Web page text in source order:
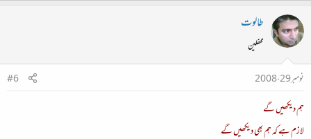
طالوت
محفلین
نومبر 29، 2008
#6
ہم دیکھیں گے
لازم ہے کہ ہم بھی دیکھیں گے